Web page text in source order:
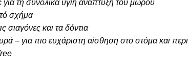
τη συνολικά υγιή ανάπτυξη του μωρού
σχήμα
σιαγόνες και τα δόντια
– για πιο ευχάριστη αίσθηση στο στόμα και